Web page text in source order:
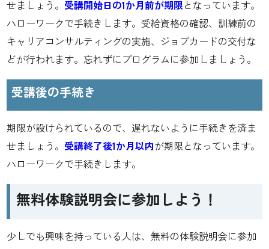
せましょう。 受講開始日の1か月前が期限となっています。
ハローワークで手続きします。受給資格の確認、訓練前の
キャリアコンサルティングの実施、ジョブカードの交付な
どが行われます。忘れずにプログラムに参加しましょう。
受講後の手続き
期限が設けられているので、遅れないように手続きを済ま
せましょう。 受講終了後1か月以内が期限となっています。
ハローワークで手続きします。
無料体験説明会に参加しよう！
少しでも興味を持っている人は、無料の体験説明会に参加